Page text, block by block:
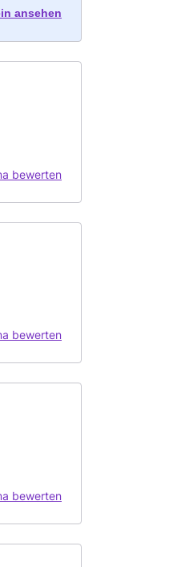
ansehen
bewerten
bewerten
bewerten